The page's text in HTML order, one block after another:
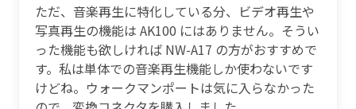
ただ、音楽再生に特化している分、ビデオ再生や
写真再生の機能は AK100 にはありません。そうい
った機能も欲しければ NW-A17 の方がおすすめで
す。私は単体での音楽再生機能しか使わないです
けどね。ウォークマンポートは気に入らなかった